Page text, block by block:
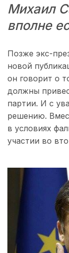
Михаил
вполне
Позже экс-
новой
он говорит о
должны
партии. И с
решению.
в условиях
участии во